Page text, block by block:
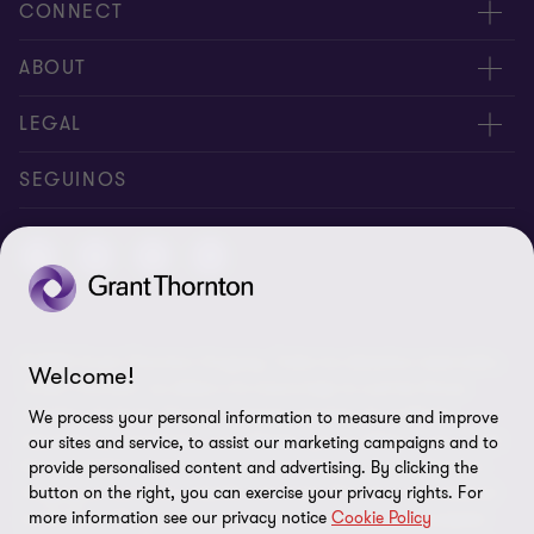
CONNECT
Nuestra gente
Contáctenos
ABOUT
Acerca de nosotros
Carreras
LEGAL
Exención de responsabilidades
Política de Privacidad
Certificado LSQA
Preferencias de cookies
SEGUINOS
© 2026 Grant Thornton Uruguay. Todos los derechos reservados.
'Grant Thornton' se refiere a la marca bajo la cual las firmas
miembro de Grant Thornton prestan servicios de auditoría,
impuestos y consultoría a sus clientes, y/o se refiere a una o más
firmas miembro, según lo requiera el contexto. Grant Thornton
Uruguay es una firma miembro de Grant Thornton International
Ltd (GTIL). GTIL y las firmas miembro no forman una sociedad
Welcome!
We process your personal information to measure and improve
our sites and service, to assist our marketing campaigns and to
provide personalised content and advertising. By clicking the
button on the right, you can exercise your privacy rights. For
more information see our privacy notice Cookie Policy